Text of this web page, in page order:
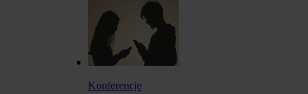
Konferencje